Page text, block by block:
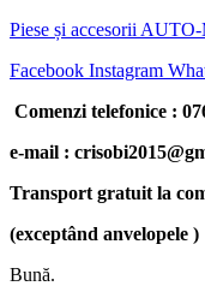
Piese și accesorii
Facebook Instagram
Comenzi telefonice :
e-mail :
Transport gratuit la
(exceptând anvelopele )
Bună.